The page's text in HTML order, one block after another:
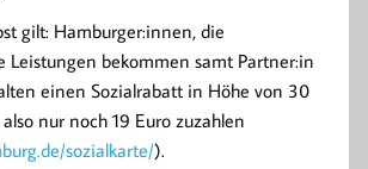
gilt: Hamburger:innen, die
Leistungen bekommen samt Partner:in
einen Sozialrabatt in Höhe von 30
nur noch 19 Euro zuzahlen
sozialkarte/).